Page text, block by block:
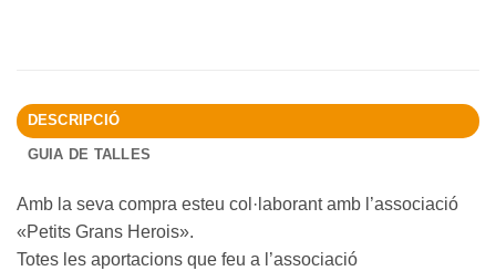
DESCRIPCIÓ
GUIA DE TALLES
Amb la seva compra esteu col·laborant amb l’associació
«Petits Grans Herois».
Totes les aportacions que feu a l’associació